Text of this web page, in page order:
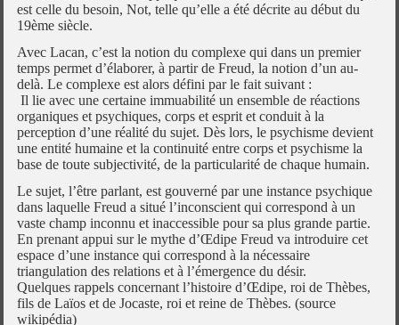
est celle du besoin, Not, telle qu’elle a été décrite au début du
19ème siècle.
Avec Lacan, c’est la notion du complexe qui dans un premier
temps permet d’élaborer, à partir de Freud, la notion d’un au-
delà. Le complexe est alors défini par le fait suivant :
Il lie avec une certaine immuabilité un ensemble de réactions
organiques et psychiques, corps et esprit et conduit à la
perception d’une réalité du sujet. Dès lors, le psychisme devient
une entité humaine et la continuité entre corps et psychisme la
base de toute subjectivité, de la particularité de chaque humain.
Le sujet, l’être parlant, est gouverné par une instance psychique
dans laquelle Freud a situé l’inconscient qui correspond à un
vaste champ inconnu et inaccessible pour sa plus grande partie.
En prenant appui sur le mythe d’Œdipe Freud va introduire cet
espace d’une instance qui correspond à la nécessaire
triangulation des relations et à l’émergence du désir.
Quelques rappels concernant l’histoire d’Œdipe, roi de Thèbes,
fils de Laïos et de Jocaste, roi et reine de Thèbes. (source
wikipédia)